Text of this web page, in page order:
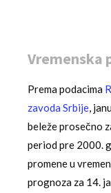
Vremenska
Prema podacima
zavoda Srbije ,
beleže prosečno
period pre 2000.
promene u
prognoza za 14.